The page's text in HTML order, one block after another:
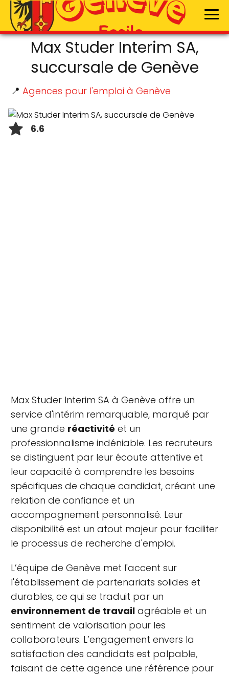
Max Studer Interim SA,
succursale de Genève
📍 Agences pour l'emploi à Genève
6.6
Max Studer Interim SA à Genève offre un
service d'intérim remarquable, marqué par
une grande réactivité et un
professionnalisme indéniable. Les recruteurs
se distinguent par leur écoute attentive et
leur capacité à comprendre les besoins
spécifiques de chaque candidat, créant une
relation de confiance et un
accompagnement personnalisé. Leur
disponibilité est un atout majeur pour faciliter
le processus de recherche d'emploi.
L’équipe de Genève met l'accent sur
l'établissement de partenariats solides et
durables, ce qui se traduit par un
environnement de travail agréable et un
sentiment de valorisation pour les
collaborateurs. L’engagement envers la
satisfaction des candidats est palpable,
faisant de cette agence une référence pour